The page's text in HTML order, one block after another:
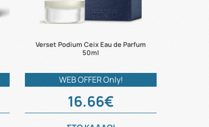
Verset Podium Ceix Eau de Parfum
50ml
WEB OFFER Only!
16.66€